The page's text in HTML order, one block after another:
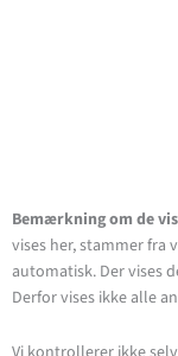
Bemærkning om de
vises her, stammer fra
automatisk. Der vises
Derfor vises ikke alle